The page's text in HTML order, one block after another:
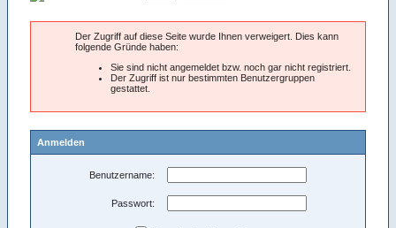
Der Zugriff auf diese Seite wurde Ihnen verweigert. Dies kann
folgende Gründe haben:
Sie sind nicht angemeldet bzw. noch gar nicht registriert.
Der Zugriff ist nur bestimmten Benutzergruppen
gestattet.
Anmelden
Benutzername:
Passwort: